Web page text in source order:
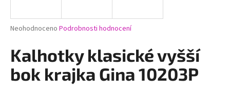
Průměrné
produktu
je
0,0
Neohodnoceno Podrobnosti hodnocení
Kalhotky klasické vyšší
bok krajka Gina 10203P
j
t
?